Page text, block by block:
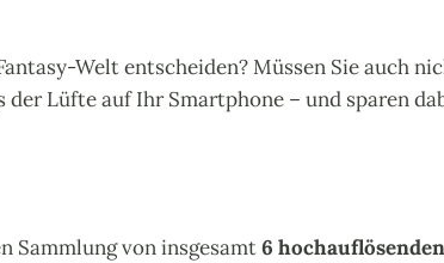
Welt entscheiden? Müssen Sie auch
Lüfte auf Ihr Smartphone – und sparen
Sammlung von insgesamt6 hochauflösenden